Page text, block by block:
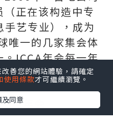
正在该构造中专
艺专业），成为
唯一的几家集会体
ICCA年会每一年
会止业的开展战面
新的趋向战静态。
球年会
是集会止业中的专
善您的網站體驗，請確定
使用條款才可繼續瀏覽。
同意